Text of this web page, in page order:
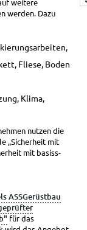
weitere
werden. Dazu
Fliese, Boden
Klima,
nutzen die
„Sicherheit mit
mit basiss-
ASSGerüstbau
für das